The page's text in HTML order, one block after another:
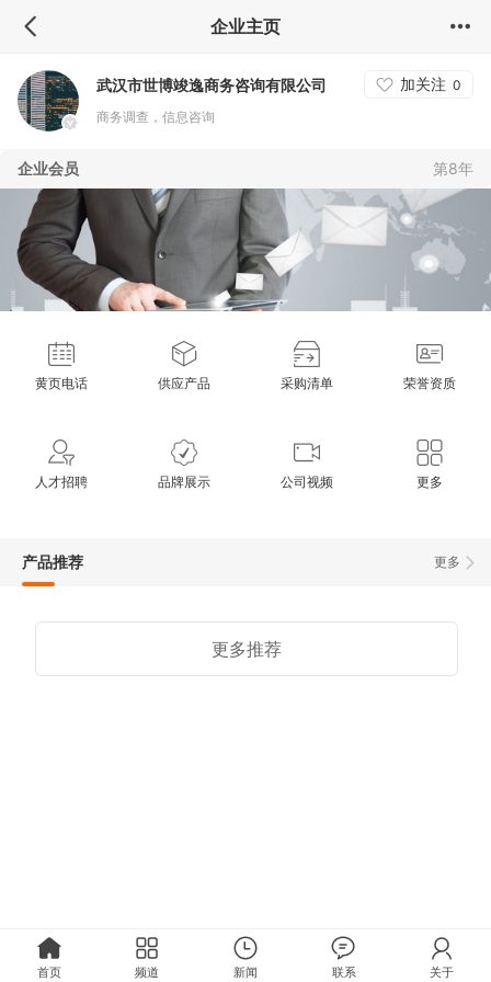
企业主页
武汉市世博竣逸商务咨询有限公司 加关注 0
商务调查，信息咨询
企业会员 第8年
黄页电话 供应产品 采购清单 荣誉资质
人才招聘 品牌展示 公司视频 更多
更多
产品推荐
更多推荐
首页 频道 新闻 联系 关于